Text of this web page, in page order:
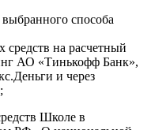
способа
на расчетный
АО «Тинькофф Банк»,
и через
Школе в